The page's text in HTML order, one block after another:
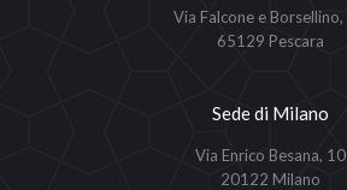
Via Falcone e
65129 Pescara
Sede di Milano
Via Enrico Besana, 10
20122 Milano